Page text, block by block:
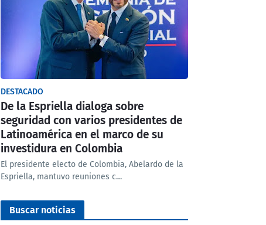
DESTACADO
De la Espriella dialoga sobre
seguridad con varios presidentes de
Latinoamérica en el marco de su
investidura en Colombia
El presidente electo de Colombia, Abelardo de la
Espriella, mantuvo reuniones c…
Buscar noticias